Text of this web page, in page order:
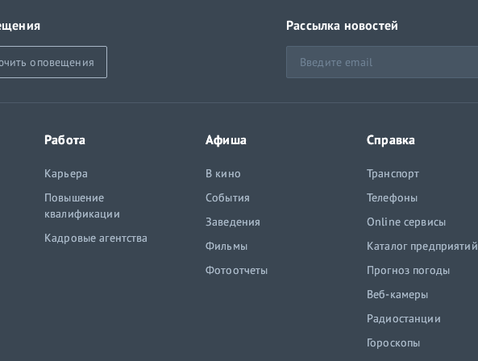
оповещения
Рассылка новостей
Работа
Карьера
Повышение
квалификации
Кадровые агентства
Афиша
В кино
События
Заведения
Фильмы
Фотоотчеты
Справка
Транспорт
Телефоны
Online сервисы
Каталог предприятий
Прогноз погоды
Веб-камеры
Радиостанции
Гороскопы